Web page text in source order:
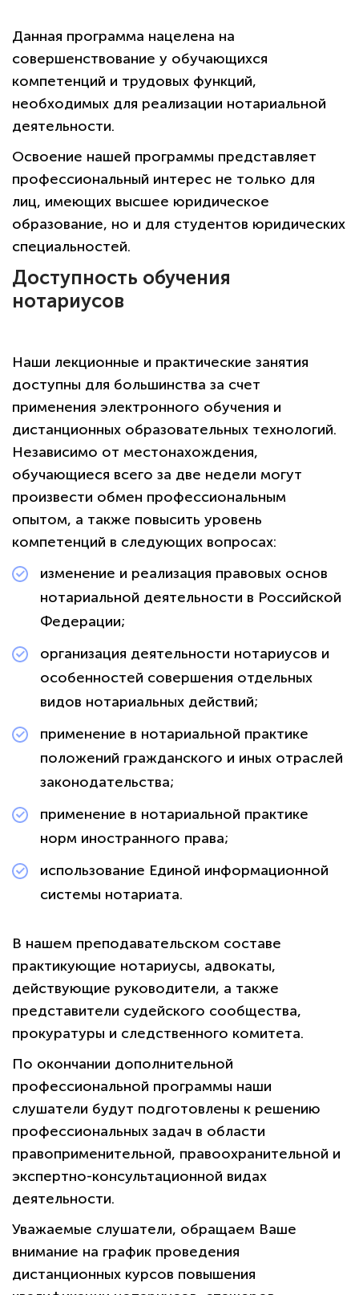
конфиденциальности сайта
Данная программа нацелена на
совершенствование у обучающихся
компетенций и трудовых функций,
необходимых для реализации нотариальной
деятельности.
Освоение нашей программы представляет
профессиональный интерес не только для
лиц, имеющих высшее юридическое
образование, но и для студентов юридических
специальностей.
Доступность обучения
нотариусов
Наши лекционные и практические занятия
доступны для большинства за счет
применения электронного обучения и
дистанционных образовательных технологий.
Независимо от местонахождения,
обучающиеся всего за две недели могут
произвести обмен профессиональным
опытом, а также повысить уровень
компетенций в следующих вопросах:
изменение и реализация правовых основ
нотариальной деятельности в Российской
Федерации;
организация деятельности нотариусов и
особенностей совершения отдельных
видов нотариальных действий;
применение в нотариальной практике
положений гражданского и иных отраслей
законодательства;
применение в нотариальной практике
норм иностранного права;
использование Единой информационной
системы нотариата.
В нашем преподавательском составе
практикующие нотариусы, адвокаты,
действующие руководители, а также
представители судейского сообщества,
прокуратуры и следственного комитета.
По окончании дополнительной
профессиональной программы наши
слушатели будут подготовлены к решению
профессиональных задач в области
правоприменительной, правоохранительной и
экспертно-консультационной видах
деятельности.
Уважаемые слушатели, обращаем Ваше
внимание на график проведения
дистанционных курсов повышения